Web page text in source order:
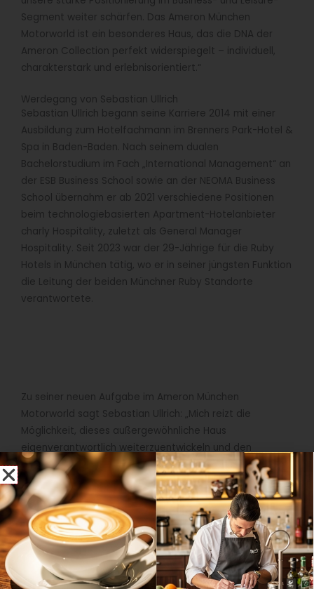
Segment weiter schärfen. Das Ameron München
Motorworld ist ein besonderes Haus, das die DNA der
Ameron Collection perfekt widerspiegelt – individuell,
charakterstark und erlebnisorientiert.“
Werdegang von Sebastian Ullrich
Sebastian Ullrich begann seine Karriere 2014 mit einer
Ausbildung zum Hotelfachmann im Brenners Park-Hotel &
Spa in Baden-Baden. Nach seinem dualen
Bachelorstudium im Fach „International Management“ an
der ESB Business School sowie an der NEOMA Business
School übernahm er ab 2021 verschiedene Positionen
beim technologiebasierten Apartment-Hotelanbieter
charly Hospitality, zuletzt als General Manager
Hospitality. Seit 2023 war der 29-Jährige für die Ruby
Hotels in München tätig, wo er in seiner jüngsten Funktion
die Leitung der beiden Münchner Ruby Standorte
verantwortete.
Zu seiner neuen Aufgabe im Ameron München
Motorworld sagt Sebastian Ullrich: „Mich reizt die
Möglichkeit, dieses außergewöhnliche Haus
eigenverantwortlich weiterzuentwickeln und den
Erlebnischarakter noch stärker in den Mittelpunkt zu
rücken – sei es für Gäste auf einem Stopover in Richtung
Süden oder für einen längeren Aufenthalt in München.
Darüber hinaus sehe ich großes Potenzial in der engen
Zusammenarbeit mit der Motorworld sowie mit
ausgewählten Partnern, um unseren Gästen ein noch
ganzheitlicheres Erlebnis zu bieten.“